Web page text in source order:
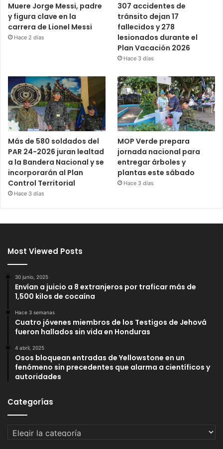
Muere Jorge Messi, padre
y figura clave en la
carrera de Lionel Messi
Hace 2 días
307 accidentes de
tránsito dejan 17
fallecidos y 278
lesionados durante el
Plan Vacación 2026
Hace 3 días
Más de 580 soldados del
PAR 24-2026 juran lealtad
a la Bandera Nacional y se
incorporarán al Plan
Control Territorial
Hace 3 días
MOP Verde prepara
jornada nacional para
entregar árboles y
plantas este sábado
Hace 3 días
Most Viewed Posts
30 junio, 2025
Envían a juicio a 8 extranjeros por traficar más de
1,500 kilos de cocaína
Hace 3 semanas
Cuatro jóvenes miembros de los Testigos de Jehová
fueron hallados sin vida en Honduras
4 abril, 2025
Osos bloquean entradas de Yellowstone en un
fenómeno sin precedentes que alarma a científicos y
autoridades
Categorías
Categorías